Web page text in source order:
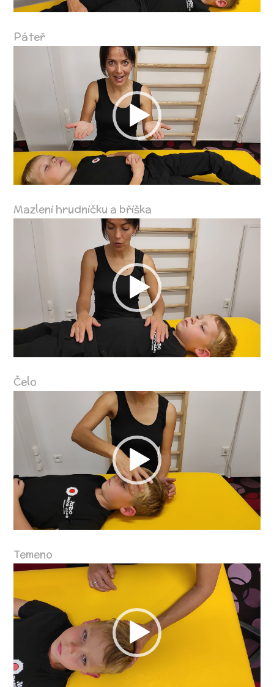
Páteř
přehrávač
Mazlení hrudníčku a bříška
Video
přehrávač
Čelo
Temeno
Video
přehrávač